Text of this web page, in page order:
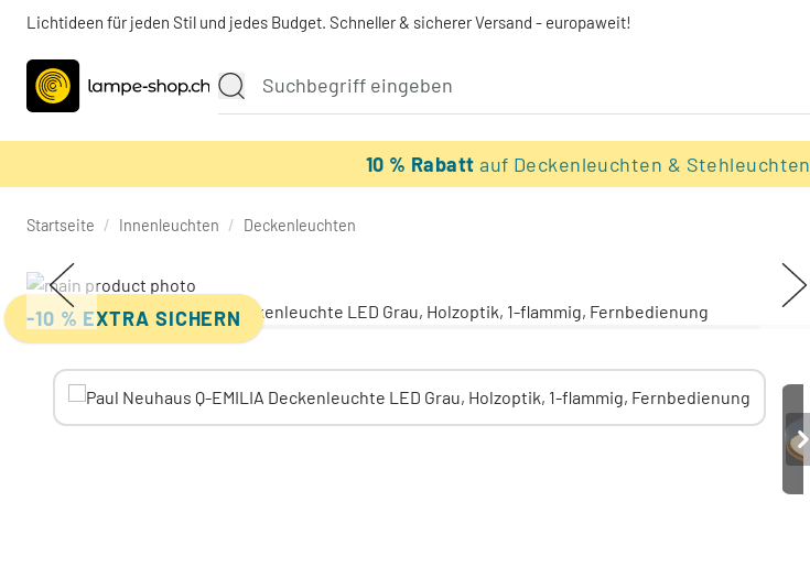
Lichtideen für jeden Stil und jedes Budget. Schneller & sicherer Versand - europaweit!
10 % Rabattauf Deckenleuchten & Stehleuchten
Startseite / Innenleuchten / Deckenleuchten
-10 % EXTRA SICHERN